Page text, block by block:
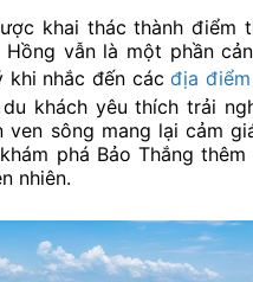
khai thác thành điểm
vẫn là một phần
khi nhắc đến cácđịa
khách yêu thích trải
ven sông mang lại cảm
phá Bảo Thắng
nhiên.